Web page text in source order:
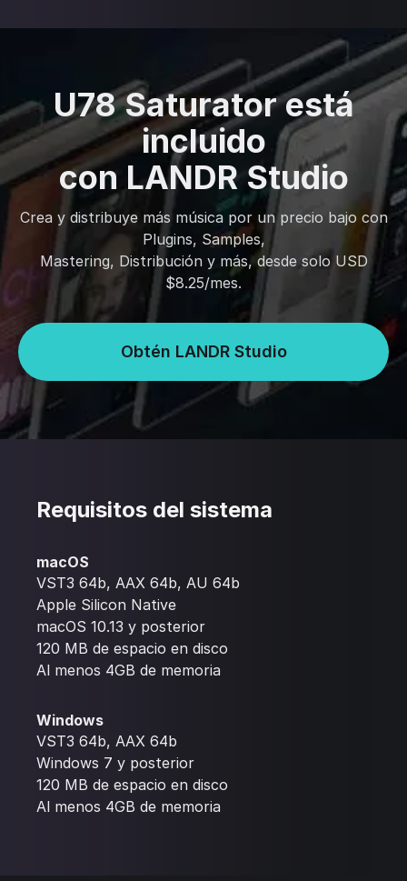
U78 Saturator está
incluido
con LANDR Studio
Crea y distribuye más música por un precio bajo con
Plugins, Samples,
Mastering, Distribución y más, desde solo USD
$8.25/mes.
Obtén LANDR Studio
Requisitos del sistema
macOS
VST3 64b, AAX 64b, AU 64b
Apple Silicon Native
macOS 10.13 y posterior
120 MB de espacio en disco
Al menos 4GB de memoria
Windows
VST3 64b, AAX 64b
Windows 7 y posterior
120 MB de espacio en disco
Al menos 4GB de memoria